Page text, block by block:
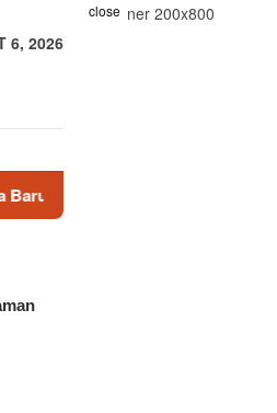
close
6, 2026
Dimulai, Pengurus Baru Resmi